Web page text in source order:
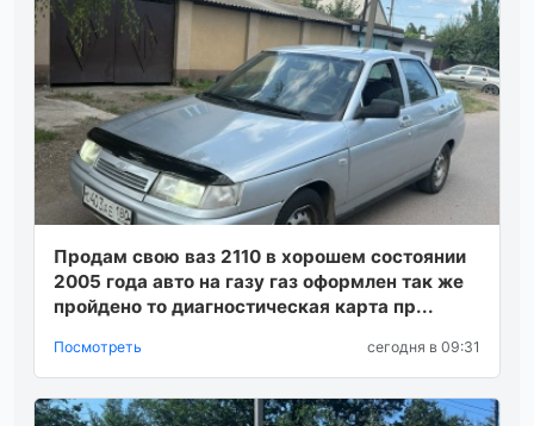
Продам свою ваз 2110 в хорошем состоянии
2005 года авто на газу газ оформлен так же
пройдено то диагностическая карта пр...
Посмотреть сегодня в 09:31